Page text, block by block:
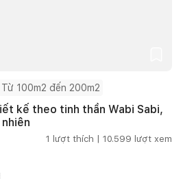
Từ 100m2 đến 200m2
kế theo tinh thần Wabi Sabi,
1 lượt thích | 10.599 lượt xem